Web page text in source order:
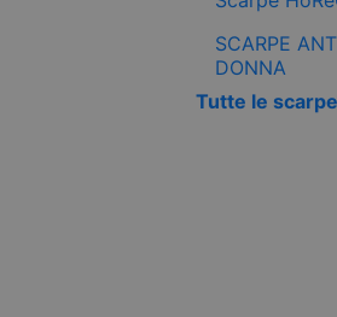
SCARPE
DONNA
Tutte le